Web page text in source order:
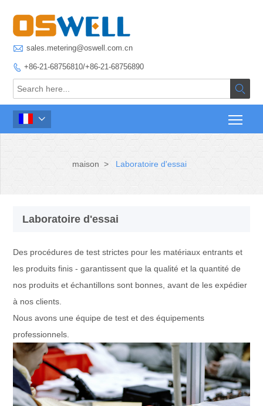
 sales.metering@oswell.com.cn
 +86-21-68756810/+86-21-68756890


maison > Laboratoire d'essai
Laboratoire d'essai
Des procédures de test strictes pour les matériaux entrants et
les produits finis - garantissent que la qualité et la quantité de
nos produits et échantillons sont bonnes, avant de les expédier
à nos clients.
Nous avons une équipe de test et des équipements
professionnels.